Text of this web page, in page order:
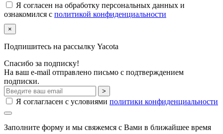
Я согласен на обработку персональных данных и
ознакомился с политикой конфиденциальности
×
Подпишитесь на рассылку Yacota
Спасибо за подписку!
На ваш e-mail отправлено письмо с подтверждением
подписки.
>
Я соглагласен с условиями политики конфиденциальности
Заполните форму и мы свяжемся с Вами в ближайшее время